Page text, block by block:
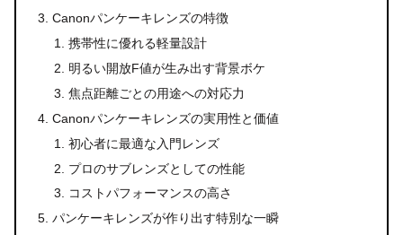
Canonパンケーキレンズの特徴
携帯性に優れる軽量設計
明るい開放F値が生み出す背景ボケ
焦点距離ごとの用途への対応力
Canonパンケーキレンズの実用性と価値
初心者に最適な入門レンズ
プロのサブレンズとしての性能
コストパフォーマンスの高さ
パンケーキレンズが作り出す特別な一瞬